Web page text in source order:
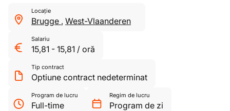
Locație
Brugge , West-Vlaanderen
Salariu
15,81 - 15,81 / oră
Tip contract
Optiune contract nedeterminat
Program de lucru
Full-time
Regim de lucru
Program de zi